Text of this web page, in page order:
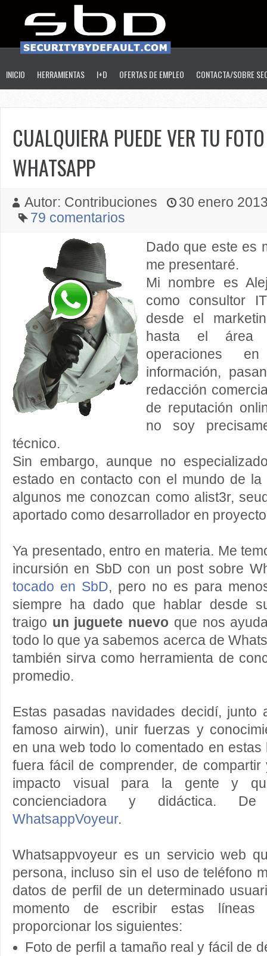
INICIO HERRAMIENTAS I+D OFERTAS DE EMPLEO CONTACTA/SOBRE
CUALQUIERA PUEDE VER TU
WHATSAPP
Autor: Contribuciones
30 enero
79 comentarios
Dado que este es
me presentaré.
Mi nombre es
como consultor
desde el
hasta el área
operaciones
información,
redacción
de reputación
no soy
técnico.
Sin embargo, aunque no
estado en contacto con el mundo de
algunos me conozcan como alist3r,
aportado como desarrollador en
Ya presentado, entro en materia. Me
incursión en SbD con un post sobre
tocado en SbD, pero no es para
siempre ha dado que hablar desde
traigo un juguete nuevo que nos
todo lo que ya sabemos acerca de
también sirva como herramienta de
promedio.
Estas pasadas navidades decidí, junto
famoso airwin), unir fuerzas y
en una web todo lo comentado en
fuera fácil de comprender, de
impacto visual para la gente y
concienciadora y didáctica.
WhatsappVoyeur.
Whatsappvoyeur es un servicio web
persona, incluso sin el uso de teléfono
datos de perfil de un determinado
momento de escribir estas líneas
proporcionar los siguientes:
Foto de perfil a tamaño real y fácil de